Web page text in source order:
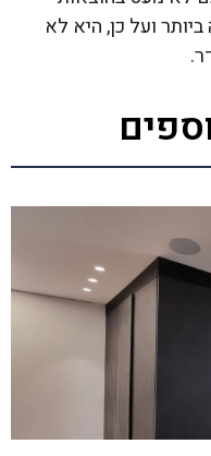
ועל כן, היא לא